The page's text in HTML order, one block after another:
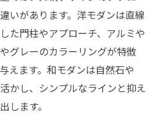
いがあります。洋モダンは直線
た門柱やアプローチ、アルミや
グレーのカラーリングが特徴
えます。和モダンは自然石や
かし、シンプルなラインと抑え
します。